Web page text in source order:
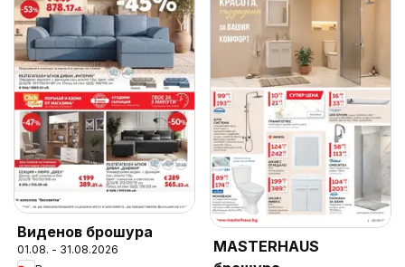
Виденов брошура
01.08. - 31.08.2026
MASTERHAUS